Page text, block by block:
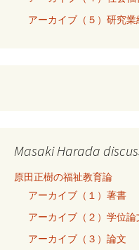
アーカイブ（５）研究業
Masaki Harada
原田正樹の福祉教育論
アーカイブ（１）著書
アーカイブ（２）学位論
アーカイブ（３）論文